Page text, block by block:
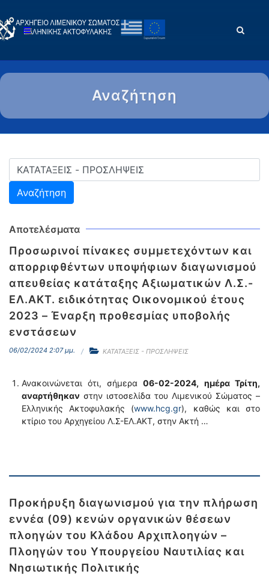
Αναζήτηση
Αποτελέσματα
Προσωρινοί πίνακες συμμετεχόντων και
απορριφθέντων υποψήφιων διαγωνισμού
απευθείας κατάταξης Αξιωματικών Λ.Σ.-
ΕΛ.ΑΚΤ. ειδικότητας Οικονομικού έτους
2023 – Έναρξη προθεσμίας υποβολής
ενστάσεων
06/02/2024 2:07 μμ. ΚΑΤΑΤΑΞΕΙΣ - ΠΡΟΣΛΗΨΕΙΣ
Ανακοινώνεται ότι, σήμερα 06-02-2024, ημέρα Τρίτη,
αναρτήθηκαν στην ιστοσελίδα του Λιμενικού Σώματος –
Ελληνικής Ακτοφυλακής (www.hcg.gr), καθώς και στο
κτίριο του Αρχηγείου Λ.Σ-ΕΛ.ΑΚΤ, στην Ακτή …
Προκήρυξη διαγωνισμού για την πλήρωση
εννέα (09) κενών οργανικών θέσεων
πλοηγών του Κλάδου Αρχιπλοηγών –
Πλοηγών του Υπουργείου Ναυτιλίας και
Νησιωτικής Πολιτικής